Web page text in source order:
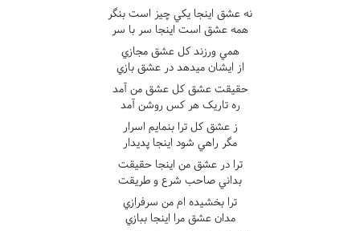
نه عشق اينجا يکي چيز است بنگر
همه عشق است اينجا سر با سر
همي ورزند کل عشق مجازي
از ايشان ميدهد در عشق بازي
حقيقت عشق کل عشق من آمد
ره تاريک هر کس روشن آمد
ز عشق کل ترا بنمايم اسرار
مگر راهي شود اينجا پديدار
ترا در عشق من اينجا حقيقت
بداني صاحب شرع و طريقت
ترا بخشيده ام من سرفرازي
مدان عشق مرا اينجا ببازي